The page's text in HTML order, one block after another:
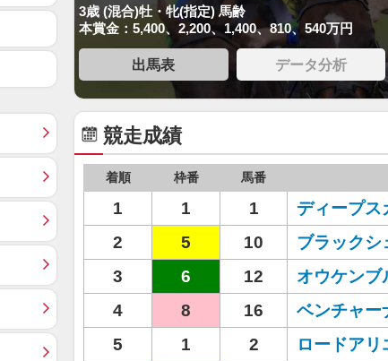
3歳 (混合)牡・牝(指定) 馬齢
本賞金：5,400、2,200、1,400、810、540万円
出馬表 データ分析
競走成績
着順 枠番 馬番
1 1 1 ディープス
2
5 10 ブラックシ
3
6 12 オウケンブ
4
8 16 ベンチャー
5
1 2 ロードアリ